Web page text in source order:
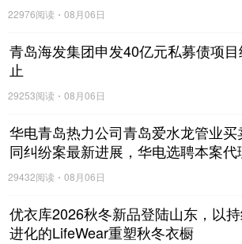
深蓝中心作为绿城中国的壹号封
城市超级TOD综合体，位于市南区核
区重点推进的城市更新项目。其商业
PLAZA作为岛城人文商业的启新之
PLAZA用独特的审美意趣、深厚的历
场景符号，构建岛城的鲜明语境。
友好型空间，从年度营销事件、品牌
流量阵地的打造以及商业社群的构建
多彩、亲切友好的生活体验，让商业
22976阅读 08月06日
青岛海发集团申发40亿元私募债项目
止
29253阅读 08月06日
华电青岛热力公司青岛爱水龙管业买
同纠纷案最新进展，华电选聘本案代
师
29432阅读 08月06日
优衣库2026秋冬新品登陆山东，以
进化的LifeWear重塑秋冬衣橱